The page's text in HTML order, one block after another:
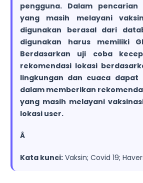
pengguna. Dalam
yang masih melayani
digunakan berasal dari
digunakan harus memiliki
Berdasarkan uji coba
rekomendasi lokasi
lingkungan dan cuaca dapat
dalam memberikan
yang masih melayani
lokasi user.
Â
Kata kunci:Vaksin; Covid 19;